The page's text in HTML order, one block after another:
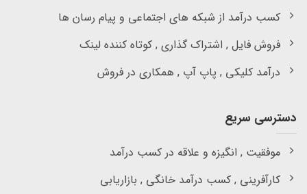
کسب درآمد از شبکه های اجتماعی و پیام رسان ها
فروش فایل , اشتراک گذاری , کوتاه کننده لینک
درآمد کلیکی , پاپ آپ , همکاری در فروش
دسترسی سریع
موفقیت , انگیزه و علاقه در کسب درآمد
کارآفرینی , کسب درآمد خانگی , بازاریابی